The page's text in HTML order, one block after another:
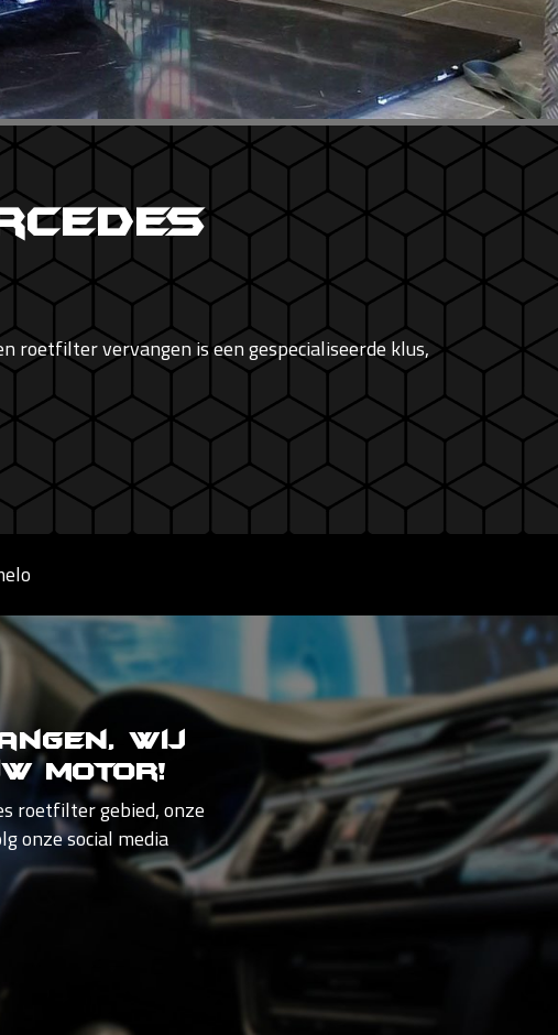
roetfilter vervangen is een gespecialiseerde klus,
wij
motor!
roetfilter gebied, onze
onze social media